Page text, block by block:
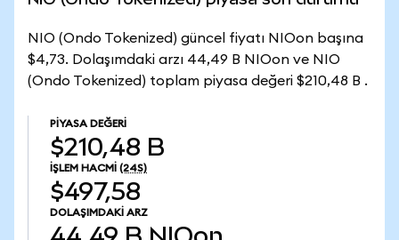
NIO (Ondo Tokenized) güncel fiyatı NIOon başına
$4,73. Dolaşımdaki arzı 44,49 B NIOon ve NIO
(Ondo Tokenized) toplam piyasa değeri $210,48 B .
PIYASA DEĞERI
$210,48 B
İŞLEM HACMI (24S)
$497,58
DOLAŞIMDAKI ARZ